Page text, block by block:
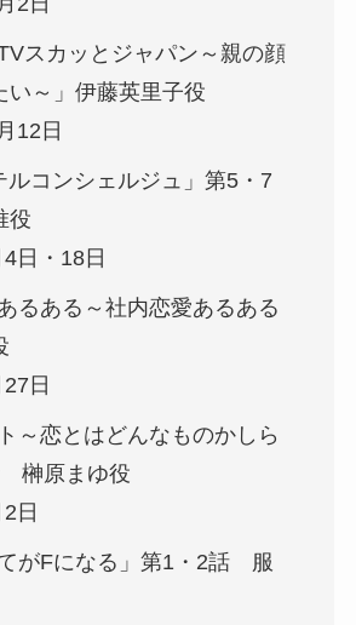
スカッとジャパン～親の顔
い～」伊藤英里子役
12日
ルコンシェルジュ」第5・7
役
日・18日
るある～社内恋愛あるある
日
～恋とはどんなものかしら
榊原まゆ役
日
がFになる」第1・2話 服